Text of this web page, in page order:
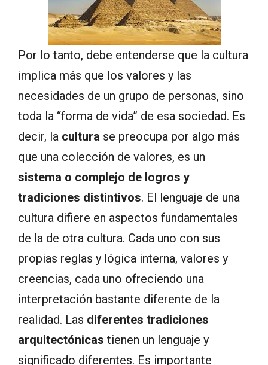
Por lo tanto, debe entenderse que la cultura
implica más que los valores y las
necesidades de un grupo de personas, sino
toda la “forma de vida” de esa sociedad. Es
decir, la cultura se preocupa por algo más
que una colección de valores, es un
sistema o complejo de logros y
tradiciones distintivos. El lenguaje de una
cultura difiere en aspectos fundamentales
de la de otra cultura. Cada uno con sus
propias reglas y lógica interna, valores y
creencias, cada uno ofreciendo una
interpretación bastante diferente de la
realidad. Las diferentes tradiciones
arquitectónicas tienen un lenguaje y
significado diferentes. Es importante